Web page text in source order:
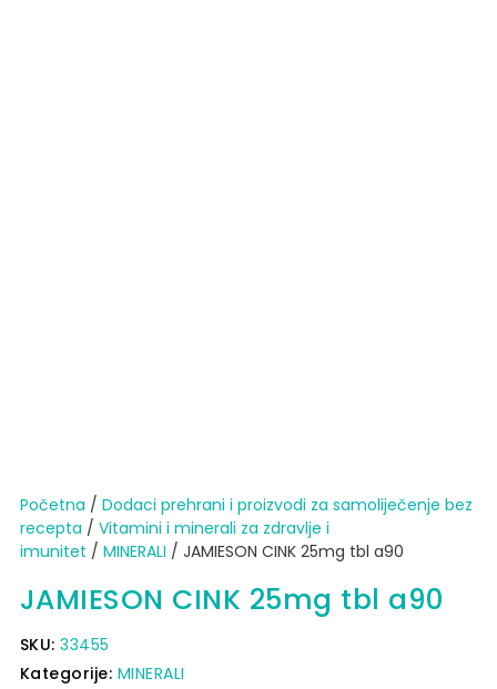
Početna / Dodaci prehrani i proizvodi za samoliječenje bez
recepta / Vitamini i minerali za zdravlje i
imunitet / MINERALI / JAMIESON CINK 25mg tbl a90
JAMIESON CINK 25mg tbl a90
SKU:33455
Kategorije: MINERALI